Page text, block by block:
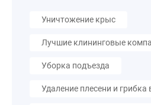
Уничтожение крыс
Лучшие клининговые
Уборка подъезда
Удаление плесени и грибка